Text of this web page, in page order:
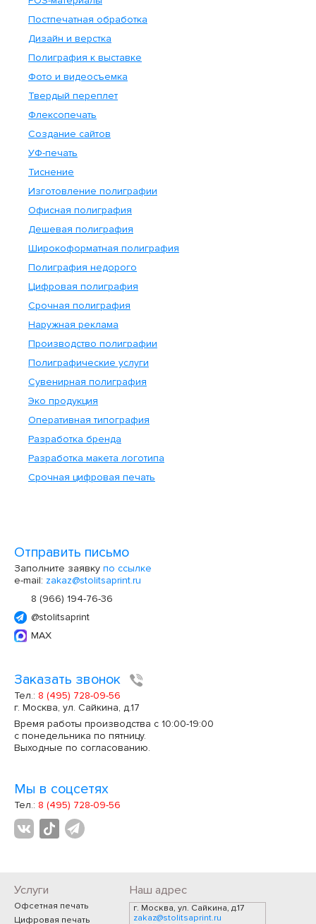
Постпечатная обработка
Дизайн и верстка
Полиграфия к выставке
Фото и видеосъемка
Твердый переплет
Флексопечать
Создание сайтов
УФ-печать
Тиснение
Изготовление полиграфии
Офисная полиграфия
Дешевая полиграфия
Широкоформатная полиграфия
Полиграфия недорого
Цифровая полиграфия
Срочная полиграфия
Наружная реклама
Производство полиграфии
Полиграфические услуги
Сувенирная полиграфия
Эко продукция
Оперативная типография
Разработка бренда
Разработка макета логотипа
Срочная цифровая печать
Отправить письмо
Заполните заявку по ссылке
e-mail: zakaz@stolitsaprint.ru
8 (966) 194-76-36
@stolitsaprint
MAX
Заказать звонок
Тел.: 8 (495) 728-09-56
г. Москва, ул. Сайкина, д.17
Время работы производства с 10:00-19:00
с понедельника по пятницу.
Выходные по согласованию.
Мы в соцсетях
Тел.: 8 (495) 728-09-56
Услуги
Офсетная печать
Цифровая печать
Наш адрес
г. Москва, ул. Сайкина, д.17
zakaz@stolitsaprint.ru